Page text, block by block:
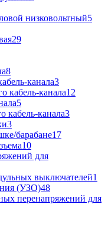
низковольтный5
29
8
канала3
кабель-канала12
5
кабель-канала3
3
барабане17
10
для
выключателей1
(УЗО)48
перенапряжений для